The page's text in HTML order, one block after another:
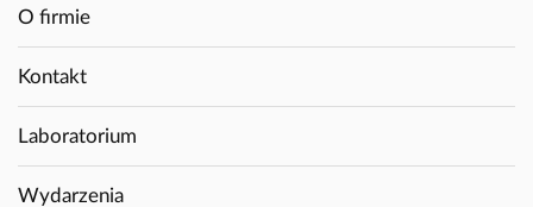
O firmie
Kontakt
Laboratorium
Wydarzenia